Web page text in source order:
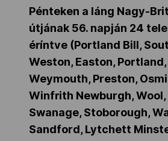
NOB
Társszervezetek
OVEP
Pénteken a láng Nagy-
útjának 56. napján 24
éríntve (Portland Bill,
Weston, Easton,
Weymouth, Preston,
Winfrith Newburgh,
Swanage, Stoborough,
Sandford, Lytchett